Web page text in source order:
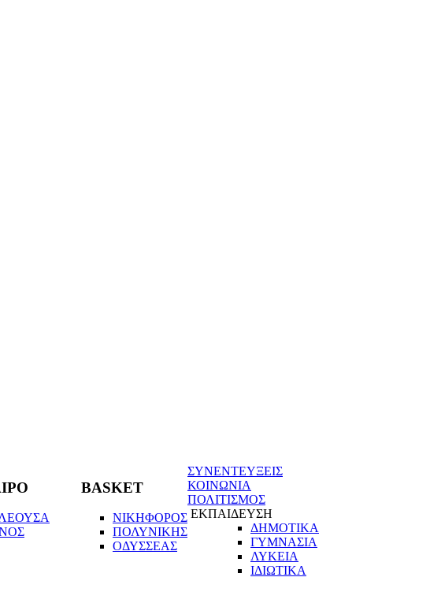
BASKET
ΝΙΚΗΦΟΡΟΣ
ΠΟΛΥΝΙΚΗΣ
ΟΔΥΣΣΕΑΣ
ΣΥΝΕΝΤΕΥΞΕΙΣ
ΚΟΙΝΩΝΙΑ
ΠΟΛΙΤΙΣΜΟΣ
ΕΚΠΑΙΔΕΥΣΗ
ΔΗΜΟΤΙΚΑ
ΓΥΜΝΑΣΙΑ
ΛΥΚΕΙΑ
ΙΔΙΩΤΙΚΑ